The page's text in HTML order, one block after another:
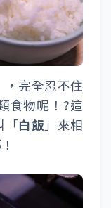
，完全忍不住
食物呢！?這
「白飯 」來相